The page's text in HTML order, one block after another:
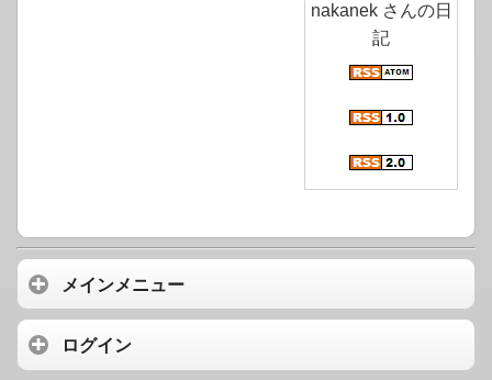
nakanek さんの日
記
メインメニュー
ログイン